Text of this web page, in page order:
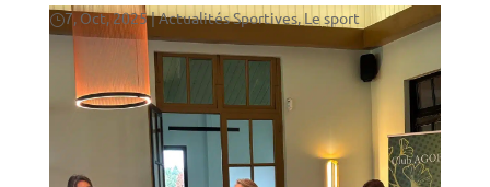
7, Oct, 2025|Actualités Sportives,Le sport